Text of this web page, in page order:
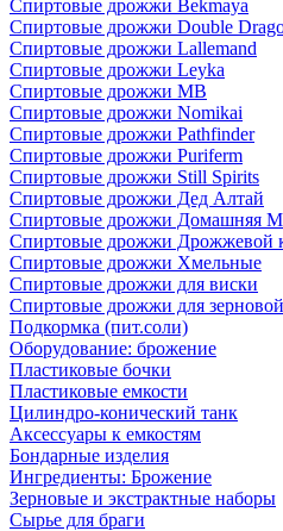
Спиртовые дрожжи Bekmaya
Спиртовые дрожжи Double
Спиртовые дрожжи Lallemand
Спиртовые дрожжи Leyka
Спиртовые дрожжи MB
Спиртовые дрожжи Nomikai
Спиртовые дрожжи Pathfinder
Спиртовые дрожжи Puriferm
Спиртовые дрожжи Still Spirits
Спиртовые дрожжи Дед Алтай
Спиртовые дрожжи Домашняя
Спиртовые дрожжи Дрожжевой
Спиртовые дрожжи Хмельные
Спиртовые дрожжи для виски
Спиртовые дрожжи для
Подкормка (пит.соли)
Оборудование: брожение
Пластиковые бочки
Пластиковые емкости
Цилиндро-конический танк
Аксессуары к емкостям
Бондарные изделия
Ингредиенты: Брожение
Зерновые и экстрактные наборы
Сырье для браги